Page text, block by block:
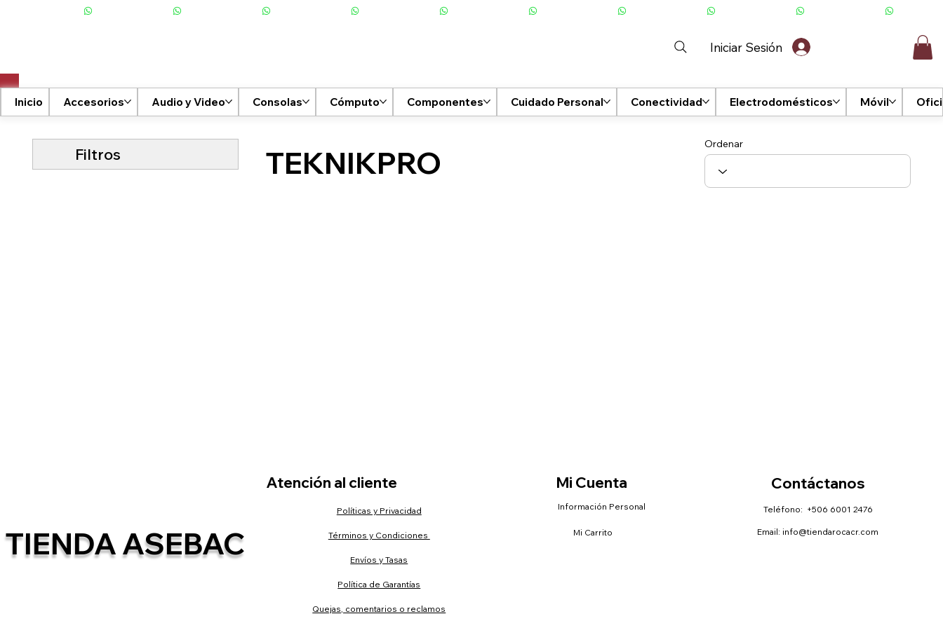
Iniciar Sesión
Inicio Accesorios Audio y Video Consolas Cómputo Componentes Cuidado Personal Conectividad Electrodomésticos Móvil
TEKNIKPRO
Filtros
Ordenar
TIENDA ASEBAC
Atención al cliente
Políticas y Privacidad
Términos y Condiciones
Envíos y Tasas
Política de Garantías
Quejas, comentarios o reclamos
Mi Cuenta
Información Personal
Mi Carrito
Contáctanos
Teléfono: +506 6001 2476
Email: info@tiendarocacr.com